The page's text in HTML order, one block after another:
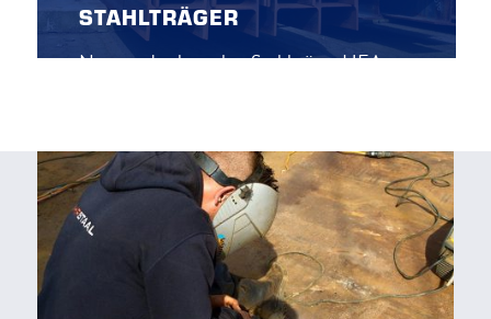
STAHLTRÄGER
Neue und gebrauchte Stahlträger HEA,
Stahlbau, Bauunternehmen, Maschinenbau
oder Transport.